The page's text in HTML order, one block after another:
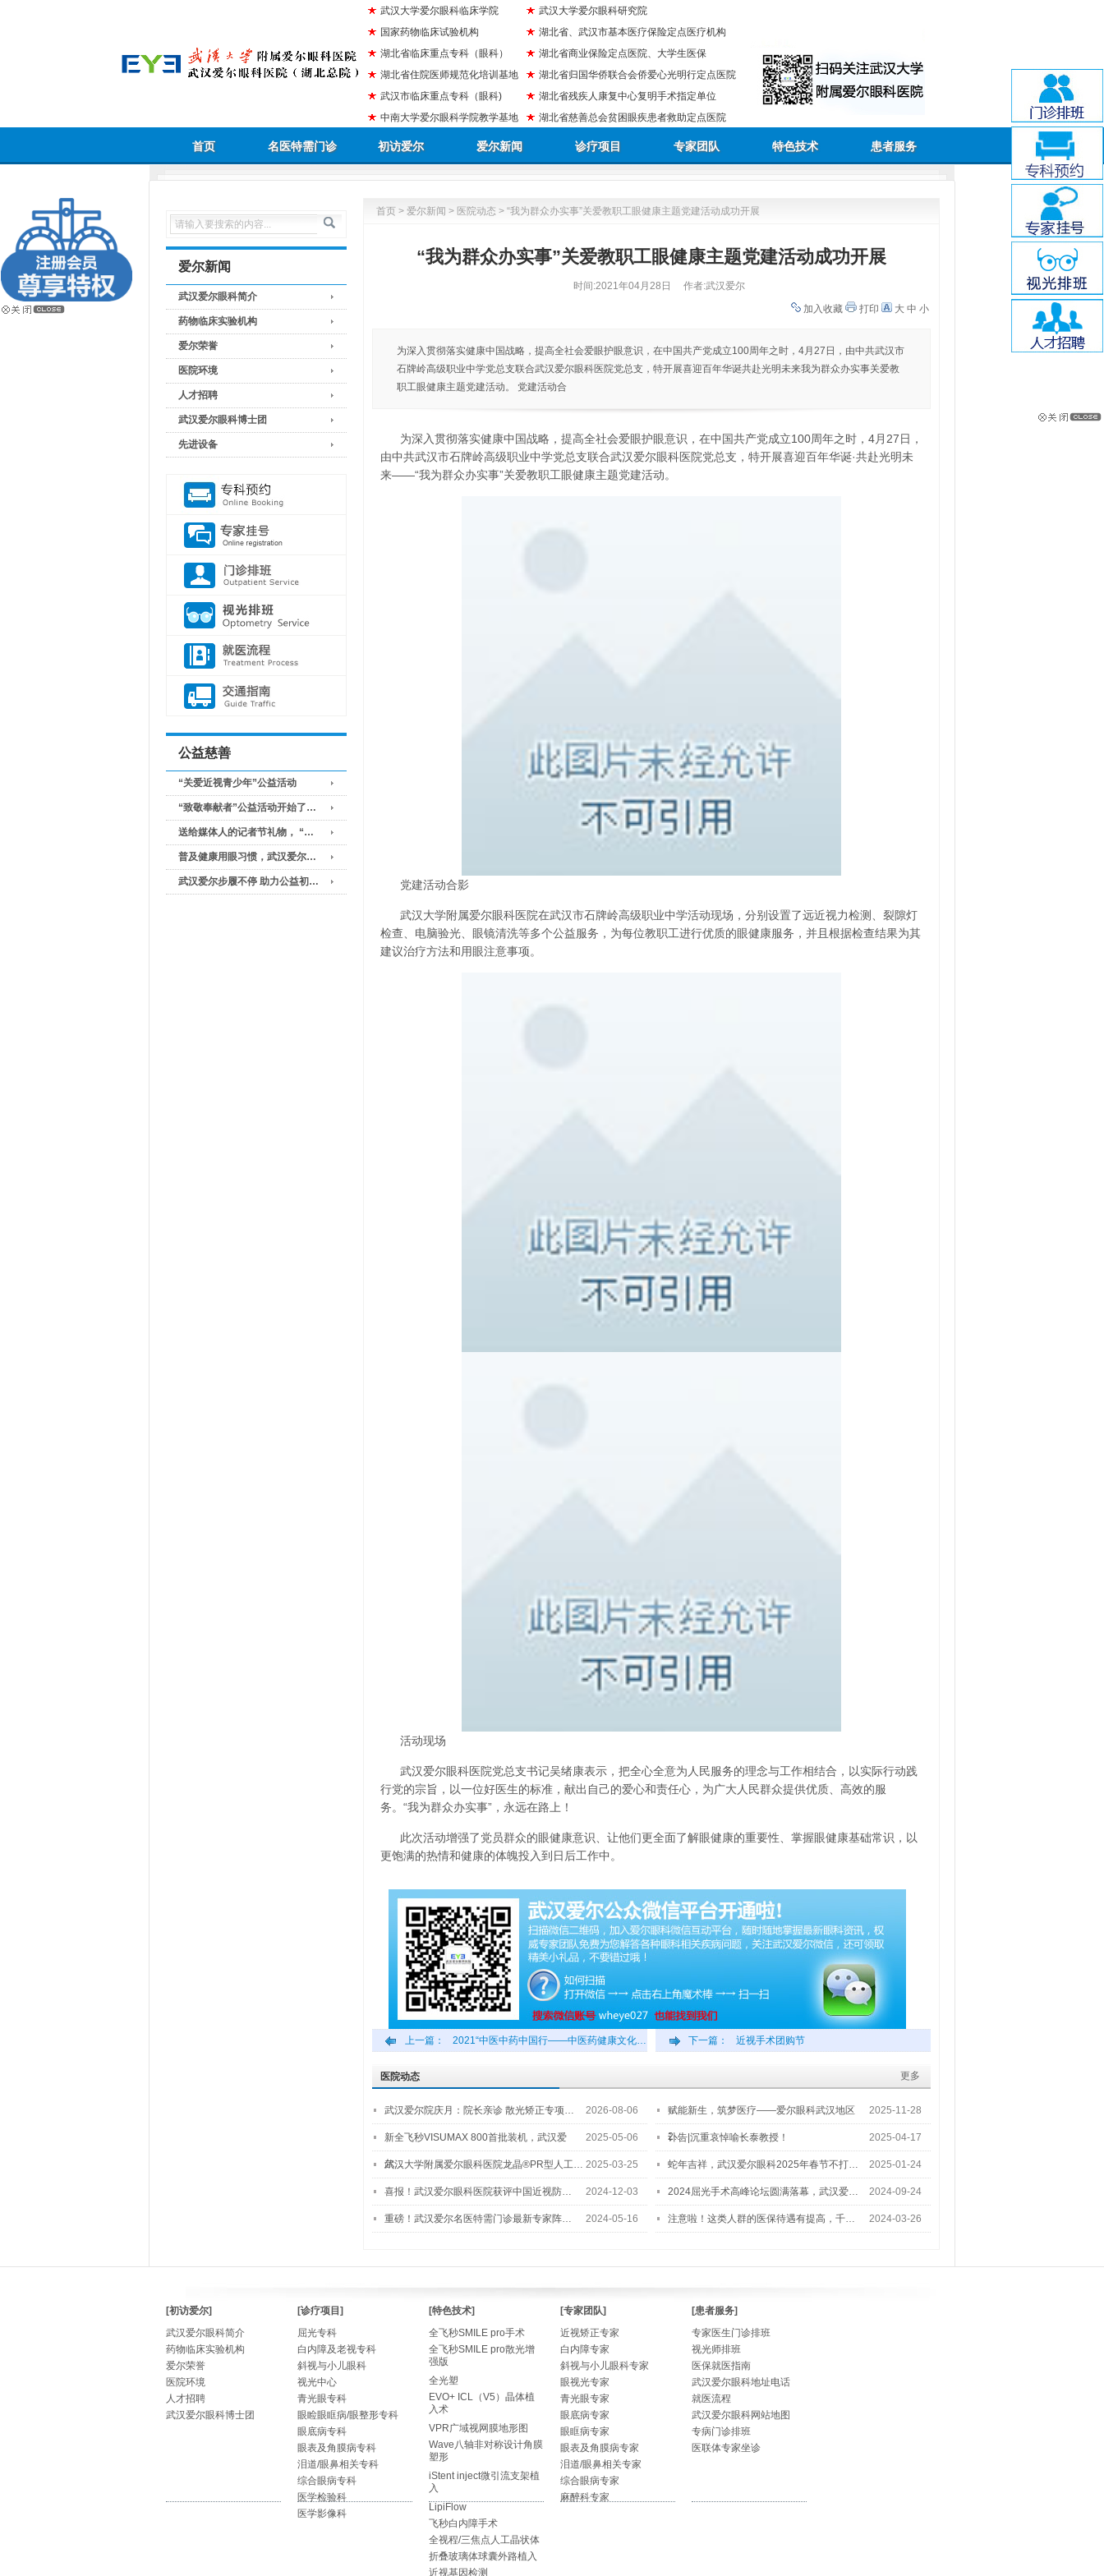
武汉大学爱尔眼科临床学院
国家药物临床试验机构
湖北省临床重点专科（眼科）
湖北省住院医师规范化培训基地
武汉市临床重点专科（眼科)
中南大学爱尔眼科学院教学基地
武汉大学爱尔眼科研究院
湖北省、武汉市基本医疗保险定点医疗机构
湖北省商业保险定点医院、大学生医保
湖北省归国华侨联合会侨爱心光明行定点医院
湖北省残疾人康复中心复明手术指定单位
湖北省慈善总会贫困眼疾患者救助定点医院
首页 名医特需门诊 初访爱尔 爱尔新闻 诊疗项目 专家团队 特色技术 患者服务
爱尔新闻
武汉爱尔眼科简介
药物临床实验机构
爱尔荣誉
医院环境
人才招聘
武汉爱尔眼科博士团
先进设备
公益慈善
“关爱近视青少年”公益活动
“致敬奉献者”公益活动开始了…
送给媒体人的记者节礼物， “…
普及健康用眼习惯，武汉爱尔…
武汉爱尔步履不停 助力公益初…
首页 > 爱尔新闻 > 医院动态 > “我为群众办实事”关爱教职工眼健康主题党建活动成功开展
“我为群众办实事”关爱教职工眼健康主题党建活动成功开展
时间:2021年04月28日
作者:武汉爱尔
加入收藏
打印 大 中 小
为深入贯彻落实健康中国战略，提高全社会爱眼护眼意识，在中国共产党成立100周年之时，4月27日，由中共武汉市
石牌岭高级职业中学党总支联合武汉爱尔眼科医院党总支，特开展喜迎百年华诞共赴光明未来我为群众办实事关爱教
职工眼健康主题党建活动。 党建活动合
为深入贯彻落实健康中国战略，提高全社会爱眼护眼意识，在中国共产党成立100周年之时，4月27日，
由中共武汉市石牌岭高级职业中学党总支联合武汉爱尔眼科医院党总支，特开展喜迎百年华诞·共赴光明未
来——“我为群众办实事”关爱教职工眼健康主题党建活动。
党建活动合影
武汉大学附属爱尔眼科医院在武汉市石牌岭高级职业中学活动现场，分别设置了远近视力检测、裂隙灯
检查、电脑验光、眼镜清洗等多个公益服务，为每位教职工进行优质的眼健康服务，并且根据检查结果为其
建议治疗方法和用眼注意事项。
活动现场
武汉爱尔眼科医院党总支书记吴绪康表示，把全心全意为人民服务的理念与工作相结合，以实际行动践
行党的宗旨，以一位好医生的标准，献出自己的爱心和责任心，为广大人民群众提供优质、高效的服
务。“我为群众办实事”，永远在路上！
此次活动增强了党员群众的眼健康意识、让他们更全面了解眼健康的重要性、掌握眼健康基础常识，以
更饱满的热情和健康的体魄投入到日后工作中。
上一篇： 2021“中医中药中国行——中医药健康文化… 下一篇： 近视手术团购节
更多
医院动态
武汉爱尔院庆月：院长亲诊 散光矫正专项… 2026-08-06 赋能新生，筑梦医疗——爱尔眼科武汉地区
2…
2025-11-28
新全飞秒VISUMAX 800首批装机，武汉爱
尔…
2025-05-06 讣告|沉重哀悼喻长泰教授！ 2025-04-17
武汉大学附属爱尔眼科医院龙晶®PR型人工… 2025-03-25 蛇年吉祥，武汉爱尔眼科2025年春节不打… 2025-01-24
喜报！武汉爱尔眼科医院获评中国近视防… 2024-12-03 2024屈光手术高峰论坛圆满落幕，武汉爱… 2024-09-24
重磅！武汉爱尔名医特需门诊最新专家阵… 2024-05-16 注意啦！这类人群的医保待遇有提高，千… 2024-03-26
[初访爱尔]
武汉爱尔眼科简介
药物临床实验机构
爱尔荣誉
医院环境
人才招聘
武汉爱尔眼科博士团
[诊疗项目]
屈光专科
白内障及老视专科
斜视与小儿眼科
视光中心
青光眼专科
眼睑眼眶病/眼整形专科
眼底病专科
眼表及角膜病专科
泪道/眼鼻相关专科
综合眼病专科
医学检验科
医学影像科
[特色技术]
全飞秒SMILE pro手术
全飞秒SMILE pro散光增
强版
全光塑
EVO+ ICL（V5）晶体植
入术
VPR广域视网膜地形图
Wave八轴非对称设计角膜
塑形
iStent inject微引流支架植
入
LipiFlow
飞秒白内障手术
全视程/三焦点人工晶状体
折叠玻璃体球囊外路植入
近视基因检测
[专家团队]
近视矫正专家
白内障专家
斜视与小儿眼科专家
眼视光专家
青光眼专家
眼底病专家
眼眶病专家
眼表及角膜病专家
泪道/眼鼻相关专家
综合眼病专家
麻醉科专家
[患者服务]
专家医生门诊排班
视光师排班
医保就医指南
武汉爱尔眼科地址电话
就医流程
武汉爱尔眼科网站地图
专病门诊排班
医联体专家坐诊